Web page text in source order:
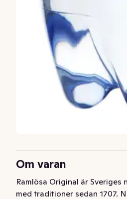
Om varan
Ramlösa Original är Sveriges
med traditioner sedan 1707.